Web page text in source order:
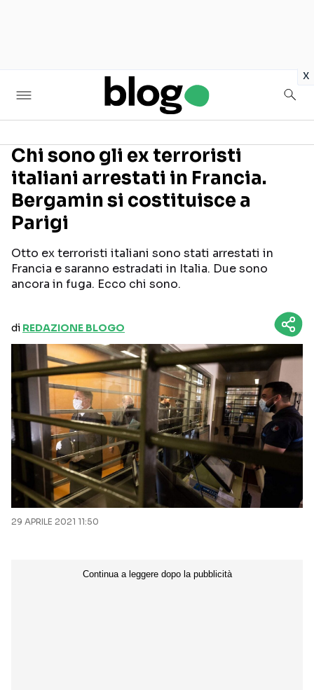
x
Seguici sui social
Chi sono gli ex terroristi
italiani arrestati in Francia.
Bergamin si costituisce a
Parigi
Otto ex terroristi italiani sono stati arrestati in
Francia e saranno estradati in Italia. Due sono
ancora in fuga. Ecco chi sono.
di REDAZIONE BLOGO
29 APRILE 2021 11:50